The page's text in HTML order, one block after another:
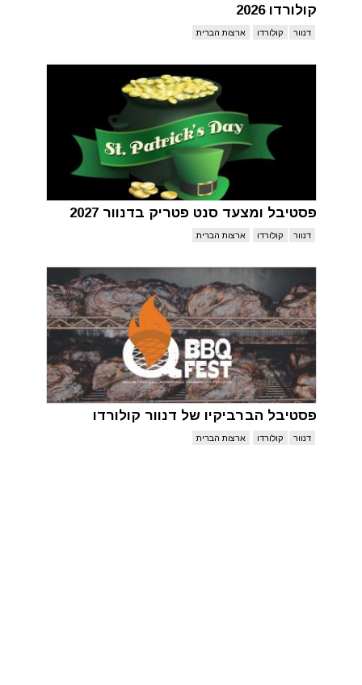
קולורדו 2026
דנוור קולורדו ארצות הברית
פסטיבל ומצעד סנט פטריק בדנוור 2027
דנוור קולורדו ארצות הברית
פסטיבל הברביקיו של דנוור קולורדו
דנוור קולורדו ארצות הברית